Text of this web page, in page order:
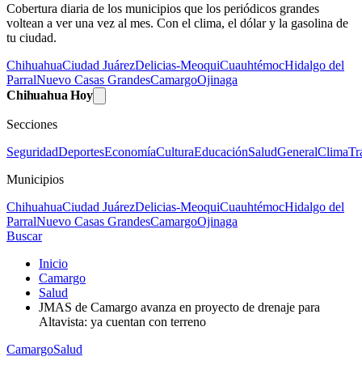
Cobertura diaria de los municipios que los periódicos grandes
voltean a ver una vez al mes. Con el clima, el dólar y la gasolina de
tu ciudad.
ChihuahuaCiudad JuárezDelicias-MeoquiCuauhtémocHidalgo del
ParralNuevo Casas GrandesCamargoOjinaga
Chihuahua Hoy
Secciones
SeguridadDeportesEconomíaCulturaEducaciónSaludGeneralClima
Municipios
ChihuahuaCiudad JuárezDelicias-MeoquiCuauhtémocHidalgo del
ParralNuevo Casas GrandesCamargoOjinaga
Buscar
Inicio
Camargo
Salud
JMAS de Camargo avanza en proyecto de drenaje para
Altavista: ya cuentan con terreno
CamargoSalud